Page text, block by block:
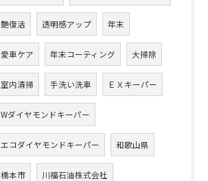
艶復活 透明感アップ 年末
愛車ケア 年末コーティング 大掃除
室内清掃 手洗い洗車 ＥＸキーパー
Wダイヤモンドキーパー
エコダイヤモンドキーパー 和歌山県
橋本市 川福石油株式会社